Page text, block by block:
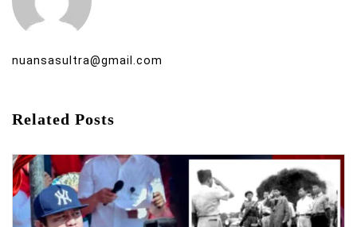
nuansasultra@gmail.com
Related Posts